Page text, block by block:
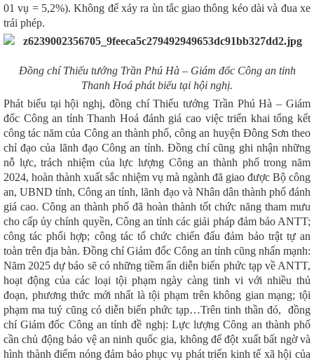
01 vụ = 5,2%). Không để xảy ra ùn tắc giao thông kéo dài và đua xe
trái phép.
Đồng chí Thiếu tướng Trần Phú Hà – Giám đốc Công an tỉnh
Thanh Hoá phát biểu tại hội nghị.
Phát biểu tại hội nghị, đồng chí Thiếu tướng Trần Phú Hà – Giám
đốc Công an tỉnh Thanh Hoá đánh giá cao việc triển khai tổng kết
công tác năm của Công an thành phố, công an huyện Đông Sơntheo
chỉ đạo của lãnh đạo Công an tỉnh. Đồng chí cũng ghi nhận những
nỗ lực, trách nhiệm của lực lượng Công an thành phố trong năm
2024, hoàn thành xuất sắc nhiệm vụ mà ngành đã giao được Bộ công
an, UBND tỉnh, Công an tỉnh, lãnh đạo và Nhân dân thành phố đánh
giá cao. Công an thành phố đã hoàn thành tốt chức năng tham mưu
cho cấp ủy chính quyền, Công an tỉnh các giải pháp đảm bảo ANTT;
công tác phối hợp; công tác tổ chức chiến đấu đảm bảo trật tự an
toàn trên địa bàn. Đồng chí Giám đốc Công an tỉnh cũng nhấn mạnh:
Năm 2025 dự báo sẽ có những tiềm ẩn diễn biến phức tạp về ANTT,
hoạt động của các loại tội phạm ngày càng tinh vi với nhiều thủ
đoạn, phương thức mới nhất là tội phạm trên không gian mạng; tội
phạm ma tuý cũng có diễn biến phức tạp…Trên tinh thần đó, đồng
chí Giám đốc Công an tỉnh đề nghị: Lực lượng Công an thành phố
cần chủ động bảo vệ an ninh quốc gia, không để đột xuất bất ngờ và
hình thành điểm nóng đảm bảo phục vụ phát triển kinh tế xã hội của